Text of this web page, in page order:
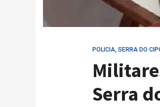
POLICIA, SERRA DO
Serra